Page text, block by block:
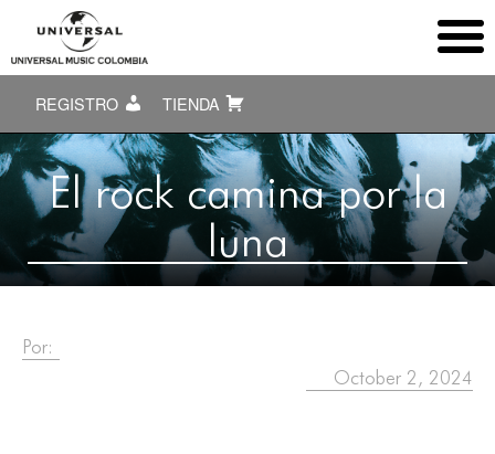
REGISTRO TIENDA
El rock camina por la
luna
Por:
October 2, 2024